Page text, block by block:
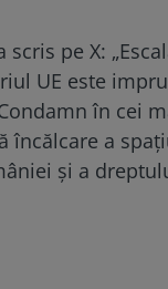
scris pe X:
UE este
în cei
încălcare a
și a